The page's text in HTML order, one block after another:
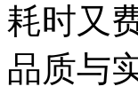
耗时又
品质与